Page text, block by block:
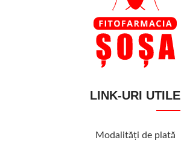
LINK-URI UTILE
Modalităţi de plată